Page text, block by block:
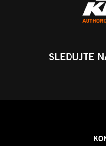
SLEDUJTE